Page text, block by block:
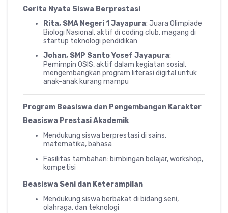
Cerita Nyata Siswa Berprestasi
Rita, SMA Negeri 1 Jayapura: Juara Olimpiade
Biologi Nasional, aktif di coding club, magang di
startup teknologi pendidikan
Johan, SMP Santo Yosef Jayapura:
Pemimpin OSIS, aktif dalam kegiatan sosial,
mengembangkan program literasi digital untuk
anak-anak kurang mampu
Program Beasiswa dan Pengembangan Karakter
Beasiswa Prestasi Akademik
Mendukung siswa berprestasi di sains,
matematika, bahasa
Fasilitas tambahan: bimbingan belajar, workshop,
kompetisi
Beasiswa Seni dan Keterampilan
Mendukung siswa berbakat di bidang seni,
olahraga, dan teknologi